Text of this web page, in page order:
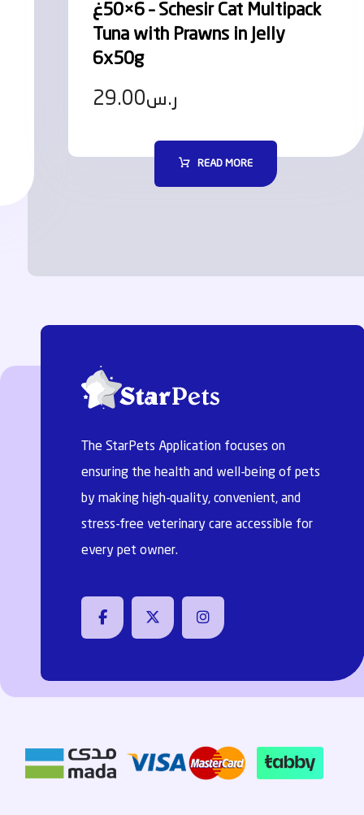
6×50غ – Schesir Cat Multipack
Tuna with Prawns in Jelly
6x50g
ر.س29.00
READ MORE
The StarPets Application focuses on
ensuring the health and well-being of pets
by making high-quality, convenient, and
stress-free veterinary care accessible for
every pet owner.